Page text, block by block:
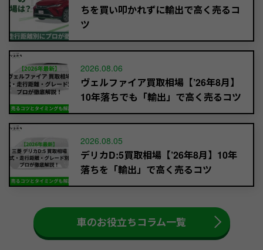
ちを買い叩かれずに輸出で高く売るコ
ツ
2026.08.06
ヴェルファイア買取相場【’26年8月】
10年落ちでも「輸出」で高く売るコツ
2026.08.05
デリカD:5買取相場【’26年8月】10年
落ちを「輸出」で高く売るコツ
車のお役立ちコラム一覧